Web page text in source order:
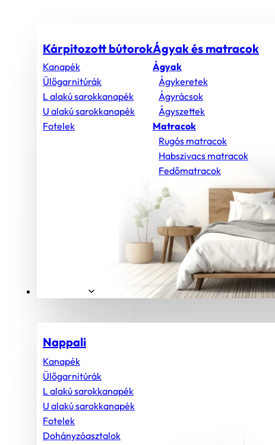
Kárpitozott bútorok
Kanapék
Ülőgarnitúrák
L alakú sarokkanapék
U alakú sarokkanapék
Fotelek
Ágyak és matracok
Ágyak
Ágykeretek
Ágyrácsok
Ágyszettek
Matracok
Rugós matracok
Habszivacs matracok
Fedőmatracok
Nappali
Kanapék
Ülőgarnitúrák
L alakú sarokkanapék
U alakú sarokkanapék
Fotelek
Dohányzóasztalok